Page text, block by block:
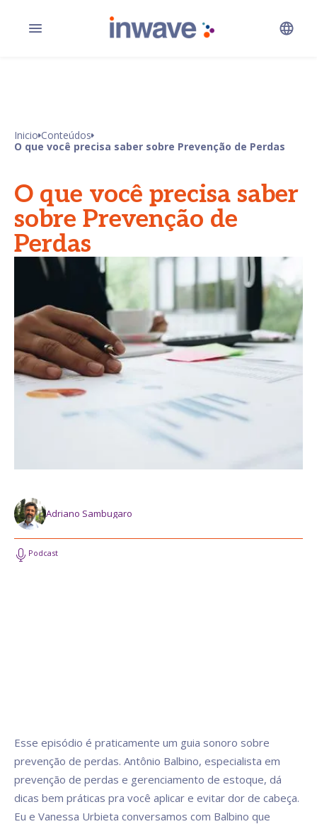
Inicio Conteúdos
O que você precisa saber sobre Prevenção de Perdas
O que você precisa saber
sobre Prevenção de
Perdas
Adriano Sambugaro
Podcast
Esse episódio é praticamente um guia sonoro sobre
prevenção de perdas. Antônio Balbino, especialista em
prevenção de perdas e gerenciamento de estoque, dá
dicas bem práticas pra você aplicar e evitar dor de cabeça.
Eu e Vanessa Urbieta conversamos com Balbino que